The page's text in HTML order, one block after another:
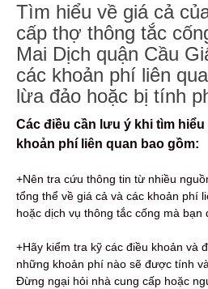
Tìm hiểu về giá cả
cấp thợ thông tắc
Mai Dịch quận Cầu
các khoản phí liên
lừa đảo hoặc bị tính
Các điều cần lưu ý khi tìm hiểu
khoản phí liên quan bao gồm:
+Nên tra cứu thông tin từ nhiều
tổng thể về giá cả và các khoản phí
hoặc dịch vụ thông tắc cống mà bạn
+Hãy kiểm tra kỹ các điều khoản và
những khoản phí nào sẽ được tính
Đừng ngại hỏi nhà cung cấp hoặc